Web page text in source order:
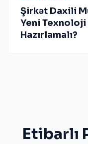
Şirkət Daxili
Yeni Texnoloji
Hazırlamalı?
Etibarlı